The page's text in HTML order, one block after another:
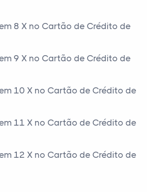
8 X no Cartão de Crédito de
9 X no Cartão de Crédito de
10 X no Cartão de Crédito de
11 X no Cartão de Crédito de
12 X no Cartão de Crédito de